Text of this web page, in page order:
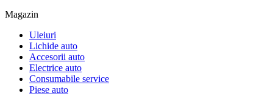
Magazin
Uleiuri
Lichide auto
Accesorii auto
Electrice auto
Consumabile service
Piese auto